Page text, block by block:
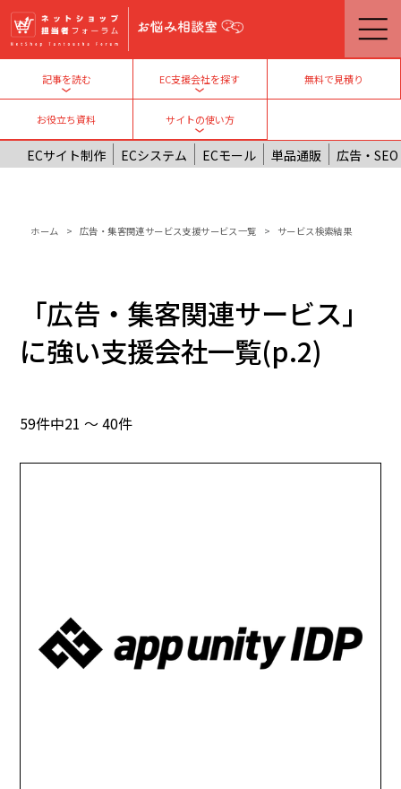
メインコンテンツに移動
記事を読む
Toggle submenu
EC支援会社を探す
Toggle submenu
無料で見積り
お役立ち資料
サイトの使い方
Toggle submenu
ECサイト制作 ECシステム ECモール 単品通販 広告・SEO
パンくず
ホーム 広告・集客関連サービス支援サービス一覧 サービス検索結果
「広告・集客関連サービス」
に強い支援会社一覧(p.2)
59件中21 ～ 40件